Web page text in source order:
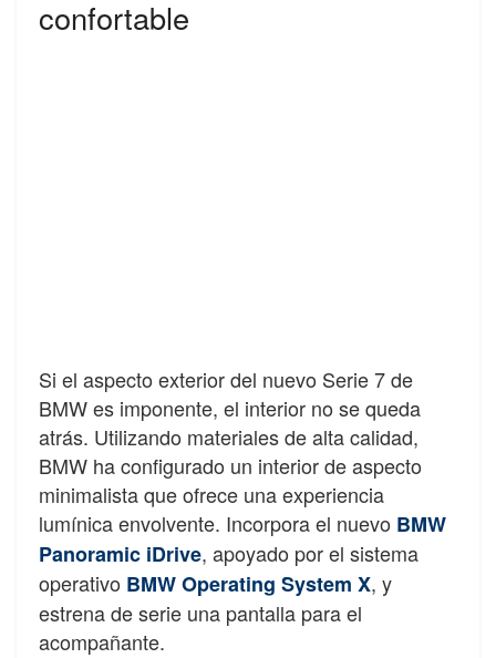
confortable
Si el aspecto exterior del nuevo Serie 7 de
BMW es imponente, el interior no se queda
atrás. Utilizando materiales de alta calidad,
BMW ha configurado un interior de aspecto
minimalista que ofrece una experiencia
lumínica envolvente. Incorpora el nuevo BMW
Panoramic iDrive, apoyado por el sistema
operativo BMW Operating System X, y
estrena de serie una pantalla para el
acompañante.